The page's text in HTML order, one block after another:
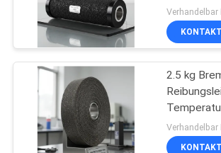
die
und
Verhandelbar
KONTAKT
2.5 kg
Negativ 40
300 °C
Verhandelbar
KONTAKT